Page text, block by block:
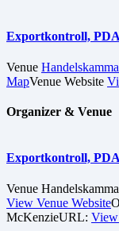
Exportkontroll,
Venue
MapVenue Website
Organizer & Venue
Exportkontroll,
Venue
View Venue Website
McKenzieURL: View